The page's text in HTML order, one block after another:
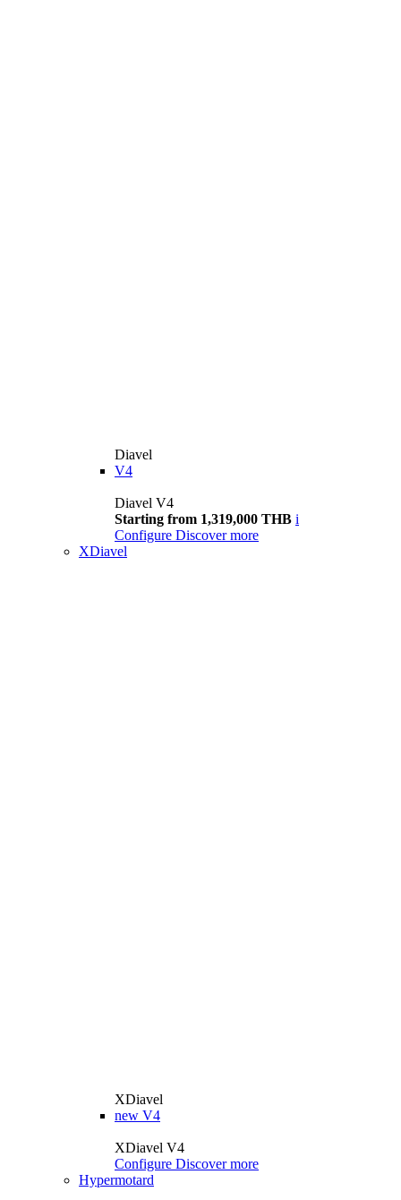
Diavel
V4
Diavel V4
Starting from 1,319,000 THB i
Configure Discover more
XDiavel
XDiavel
new V4
XDiavel V4
Configure Discover more
Hypermotard